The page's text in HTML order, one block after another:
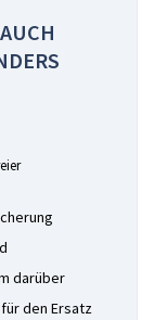
darüber
den Ersatz